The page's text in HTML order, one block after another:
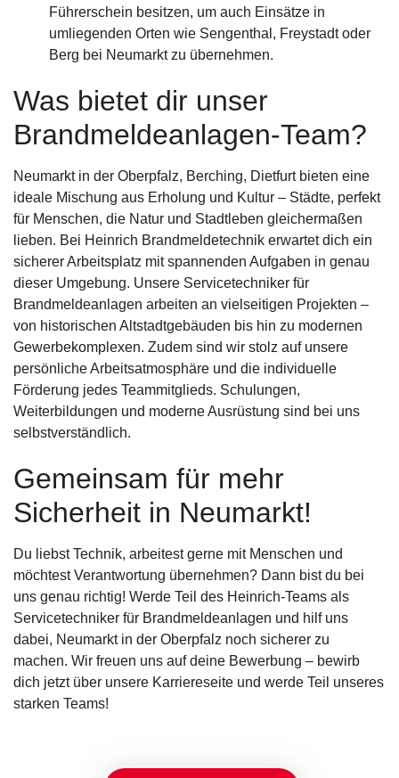
Führerschein besitzen, um auch Einsätze in
umliegenden Orten wie Sengenthal, Freystadt oder
Berg bei Neumarkt zu übernehmen.
Was bietet dir unser
Brandmeldeanlagen-Team?
Neumarkt in der Oberpfalz, Berching, Dietfurt bieten eine
ideale Mischung aus Erholung und Kultur – Städte, perfekt
für Menschen, die Natur und Stadtleben gleichermaßen
lieben. Bei Heinrich Brandmeldetechnik erwartet dich ein
sicherer Arbeitsplatz mit spannenden Aufgaben in genau
dieser Umgebung. Unsere Servicetechniker für
Brandmeldeanlagen arbeiten an vielseitigen Projekten –
von historischen Altstadtgebäuden bis hin zu modernen
Gewerbekomplexen. Zudem sind wir stolz auf unsere
persönliche Arbeitsatmosphäre und die individuelle
Förderung jedes Teammitglieds. Schulungen,
Weiterbildungen und moderne Ausrüstung sind bei uns
selbstverständlich.
Gemeinsam für mehr
Sicherheit in Neumarkt!
Du liebst Technik, arbeitest gerne mit Menschen und
möchtest Verantwortung übernehmen? Dann bist du bei
uns genau richtig! Werde Teil des Heinrich-Teams als
Servicetechniker für Brandmeldeanlagen und hilf uns
dabei, Neumarkt in der Oberpfalz noch sicherer zu
machen. Wir freuen uns auf deine Bewerbung – bewirb
dich jetzt über unsere Karriereseite und werde Teil unseres
starken Teams!